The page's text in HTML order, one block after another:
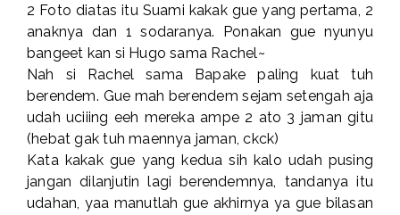
2 Foto diatas itu Suami kakak gue yang pertama, 2
anaknya dan 1 sodaranya. Ponakan gue nyunyu
bangeet kan si Hugo sama Rachel~
Nah si Rachel sama Bapake paling kuat tuh
berendem. Gue mah berendem sejam setengah aja
udah uciiing eeh mereka ampe 2 ato 3 jaman gitu
(hebat gak tuh maennya jaman, ckck)
Kata kakak gue yang kedua sih kalo udah pusing
jangan dilanjutin lagi berendemnya, tandanya itu
udahan, yaa manutlah gue akhirnya ya gue bilasan